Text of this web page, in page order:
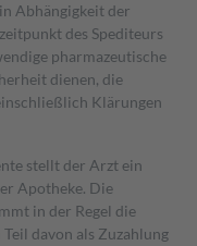
Abhängigkeit der
des Spediteurs
pharmazeutische
dienen, die
Klärungen
stellt der Arzt ein
Apotheke. Die
in der Regel die
davon als Zuzahlung